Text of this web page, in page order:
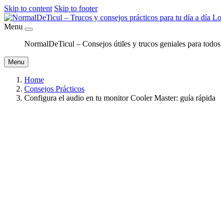
Skip to content Skip to footer
Menu
NormalDeTicul – Consejos útiles y trucos geniales para todos
Menu
Home
Consejos Prácticos
Configura el audio en tu monitor Cooler Master: guía rápida